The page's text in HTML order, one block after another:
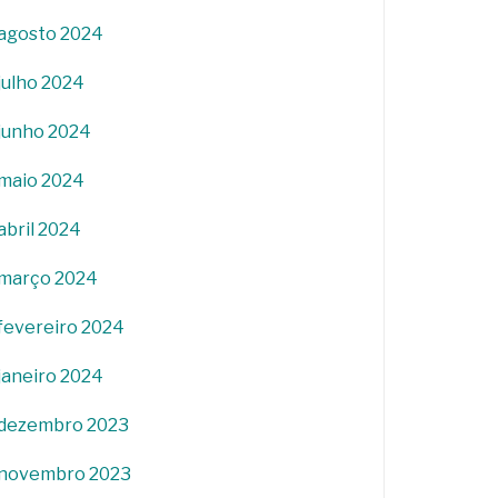
2024
2024
2024
2024
2024
2024
2024
2024
2023
2023